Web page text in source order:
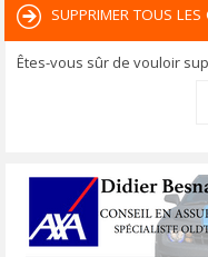
SUPPRIMER TOUS
Êtes-vous sûr de vouloir